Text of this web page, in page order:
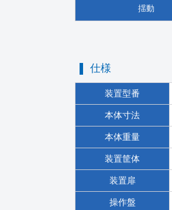
揺動
仕様
装置型番
本体寸法
本体重量
装置筐体
装置扉
操作盤